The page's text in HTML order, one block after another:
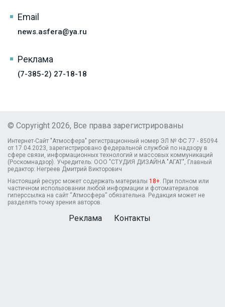
Email
news.asfera@ya.ru
Реклама
(7-385-2) 27-18-18
© Copyright 2026, Все права зарегистрированы
Интернет-Сайт "Атмосфера" регистрационный номер ЭЛ № ФС 77 - 85094
от 17.04.2023, зарегистрировано федеральной службой по надзору в
сфере связи, информационных технологий и массовых коммуникаций
(Роскомнадзор). Учредитель: ООО "СТУДИЯ ДИЗАЙНА "АГАТ", Главный
редактор: Негреев Дмитрий Викторович
Настоящий ресурс может содержать материалы 18+. При полном или
частичном использовании любой информации и фотоматериалов
гиперссылка на сайт “Атмосфера” обязательна. Редакция может не
разделять точку зрения авторов.
Реклама Контакты